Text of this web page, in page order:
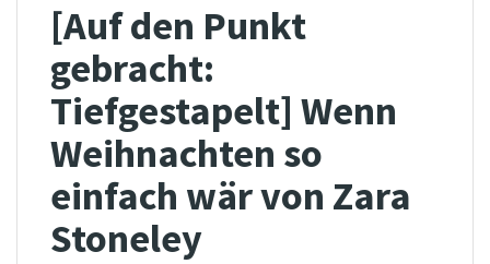
[Auf den Punkt
gebracht:
Tiefgestapelt] Wenn
Weihnachten so
einfach wär von Zara
Stoneley